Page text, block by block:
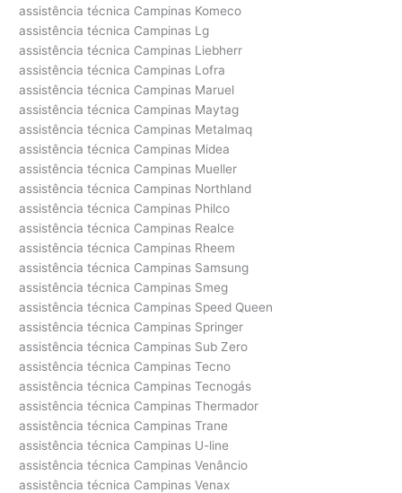
assistência técnica Campinas Komeco
assistência técnica Campinas Lg
assistência técnica Campinas Liebherr
assistência técnica Campinas Lofra
assistência técnica Campinas Maruel
assistência técnica Campinas Maytag
assistência técnica Campinas Metalmaq
assistência técnica Campinas Midea
assistência técnica Campinas Mueller
assistência técnica Campinas Northland
assistência técnica Campinas Philco
assistência técnica Campinas Realce
assistência técnica Campinas Rheem
assistência técnica Campinas Samsung
assistência técnica Campinas Smeg
assistência técnica Campinas Speed Queen
assistência técnica Campinas Springer
assistência técnica Campinas Sub Zero
assistência técnica Campinas Tecno
assistência técnica Campinas Tecnogás
assistência técnica Campinas Thermador
assistência técnica Campinas Trane
assistência técnica Campinas U-line
assistência técnica Campinas Venâncio
assistência técnica Campinas Venax